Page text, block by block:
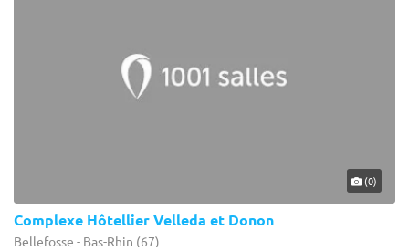
(0)
Complexe Hôtellier Velleda et Donon
Bellefosse - Bas-Rhin (67)